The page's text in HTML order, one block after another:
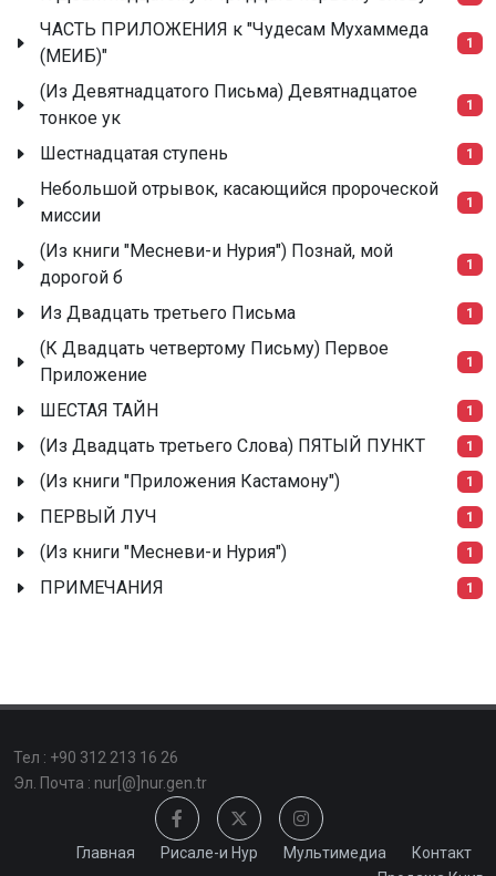
ЧАСТЬ ПРИЛОЖЕНИЯ к "Чудесам Мухаммеда
(МЕИБ)"
1
(Из Девятнадцатого Письма) Девятнадцатое
тонкое ук
1
Шестнадцатая ступень 1
Небольшой отрывок, касающийся пророческой
миссии
1
(Из книги "Месневи-и Нурия") Познай, мой
дорогой б
1
Из Двадцать третьего Письма 1
(К Двадцать четвертому Письму) Первое
Приложение
1
ШЕСТАЯ ТАЙН 1
(Из Двадцать третьего Слова) ПЯТЫЙ ПУНКТ 1
(Из книги "Приложения Кастамону") 1
ПЕРВЫЙ ЛУЧ 1
(Из книги "Месневи-и Нурия") 1
ПРИМЕЧАНИЯ 1
Тел : +90 312 213 16 26
Эл. Почта : nur[@]nur.gen.tr
Главная Рисале-и Нур Мультимедиа
Контакт